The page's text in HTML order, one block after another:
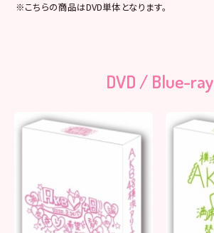
※こちらの商品はDVD単体となります。
DVD / Blue-ray